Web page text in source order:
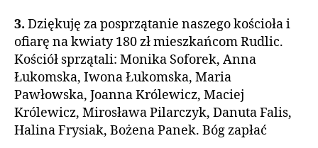
3. Dziękuję za posprzątanie naszego kościoła i
ofiarę na kwiaty 180 zł mieszkańcom Rudlic.
Kościół sprzątali: Monika Soforek, Anna
Łukomska, Iwona Łukomska, Maria
Pawłowska, Joanna Królewicz, Maciej
Królewicz, Mirosława Pilarczyk, Danuta Falis,
Halina Frysiak, Bożena Panek. Bóg zapłać